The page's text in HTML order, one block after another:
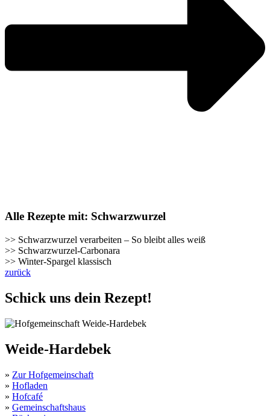
Alle Rezepte mit: Schwarzwurzel
>> Schwarzwurzel verarbeiten – So bleibt alles weiß
>> Schwarzwurzel-Carbonara
>> Winter-Spargel klassisch
zurück
Schick uns dein Rezept!
Weide-Hardebek
» Zur Hofgemeinschaft
» Hofladen
» Hofcafé
» Gemeinschaftshaus